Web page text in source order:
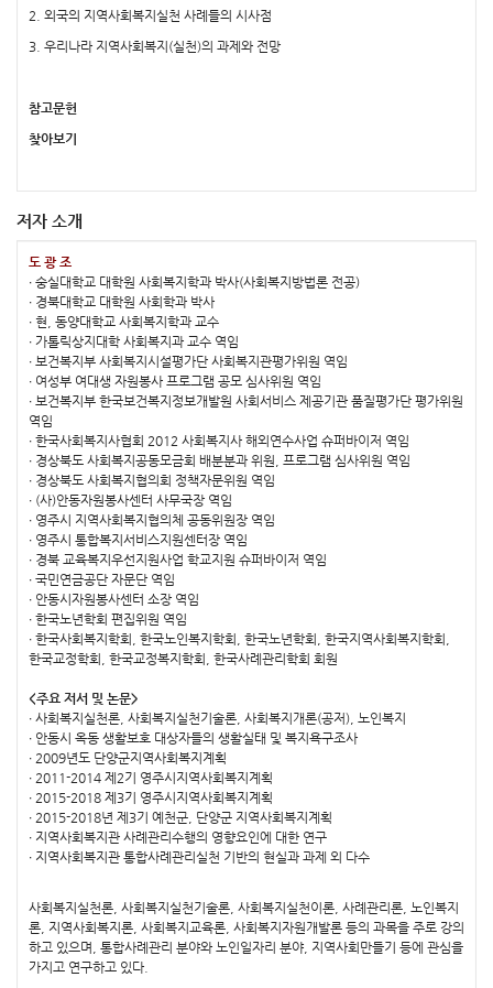
2. 외국의 지역사회복지실천 사례들의 시사점
3. 우리나라 지역사회복지(실천)의 과제와 전망
참고문헌
찾아보기
저자 소개
도 광 조
∙ 숭실대학교 대학원 사회복지학과 박사(사회복지방법론 전공)
∙ 경북대학교 대학원 사회학과 박사
∙ 현, 동양대학교 사회복지학과 교수
∙ 가톨릭상지대학 사회복지과 교수 역임
∙ 보건복지부 사회복지시설평가단 사회복지관평가위원 역임
∙ 여성부 여대생 자원봉사 프로그램 공모 심사위원 역임
∙ 보건복지부 한국보건복지정보개발원 사회서비스 제공기관 품질평가단 평가위원
역임
∙ 한국사회복지사협회 2012 사회복지사 해외연수사업 슈퍼바이저 역임
∙ 경상북도 사회복지공동모금회 배분분과 위원, 프로그램 심사위원 역임
∙ 경상북도 사회복지협의회 정책자문위원 역임
∙ (사)안동자원봉사센터 사무국장 역임
∙ 영주시 지역사회복지협의체 공동위원장 역임
∙ 영주시 통합복지서비스지원센터장 역임
∙ 경북 교육복지우선지원사업 학교지원 슈퍼바이저 역임
∙ 국민연금공단 자문단 역임
∙ 안동시자원봉사센터 소장 역임
∙ 한국노년학회 편집위원 역임
∙ 한국사회복지학회, 한국노인복지학회, 한국노년학회, 한국지역사회복지학회,
한국교정학회, 한국교정복지학회, 한국사례관리학회 회원
<주요 저서 및 논문>
∙ 사회복지실천론, 사회복지실천기술론, 사회복지개론(공저), 노인복지
∙ 안동시 옥동 생활보호 대상자들의 생활실태 및 복지욕구조사
∙ 2009년도 단양군지역사회복지계획
∙ 2011-2014 제2기 영주시지역사회복지계획
∙ 2015-2018 제3기 영주시지역사회복지계획
∙ 2015-2018년 제3기 예천군, 단양군 지역사회복지계획
∙ 지역사회복지관 사례관리수행의 영향요인에 대한 연구
∙ 지역사회복지관 통합사례관리실천 기반의 현실과 과제 외 다수
사회복지실천론, 사회복지실천기술론, 사회복지실천이론, 사례관리론, 노인복지
론, 지역사회복지론, 사회복지교육론, 사회복지자원개발론 등의 과목을 주로 강의
하고 있으며, 통합사례관리 분야와 노인일자리 분야, 지역사회만들기 등에 관심을
가지고 연구하고 있다.